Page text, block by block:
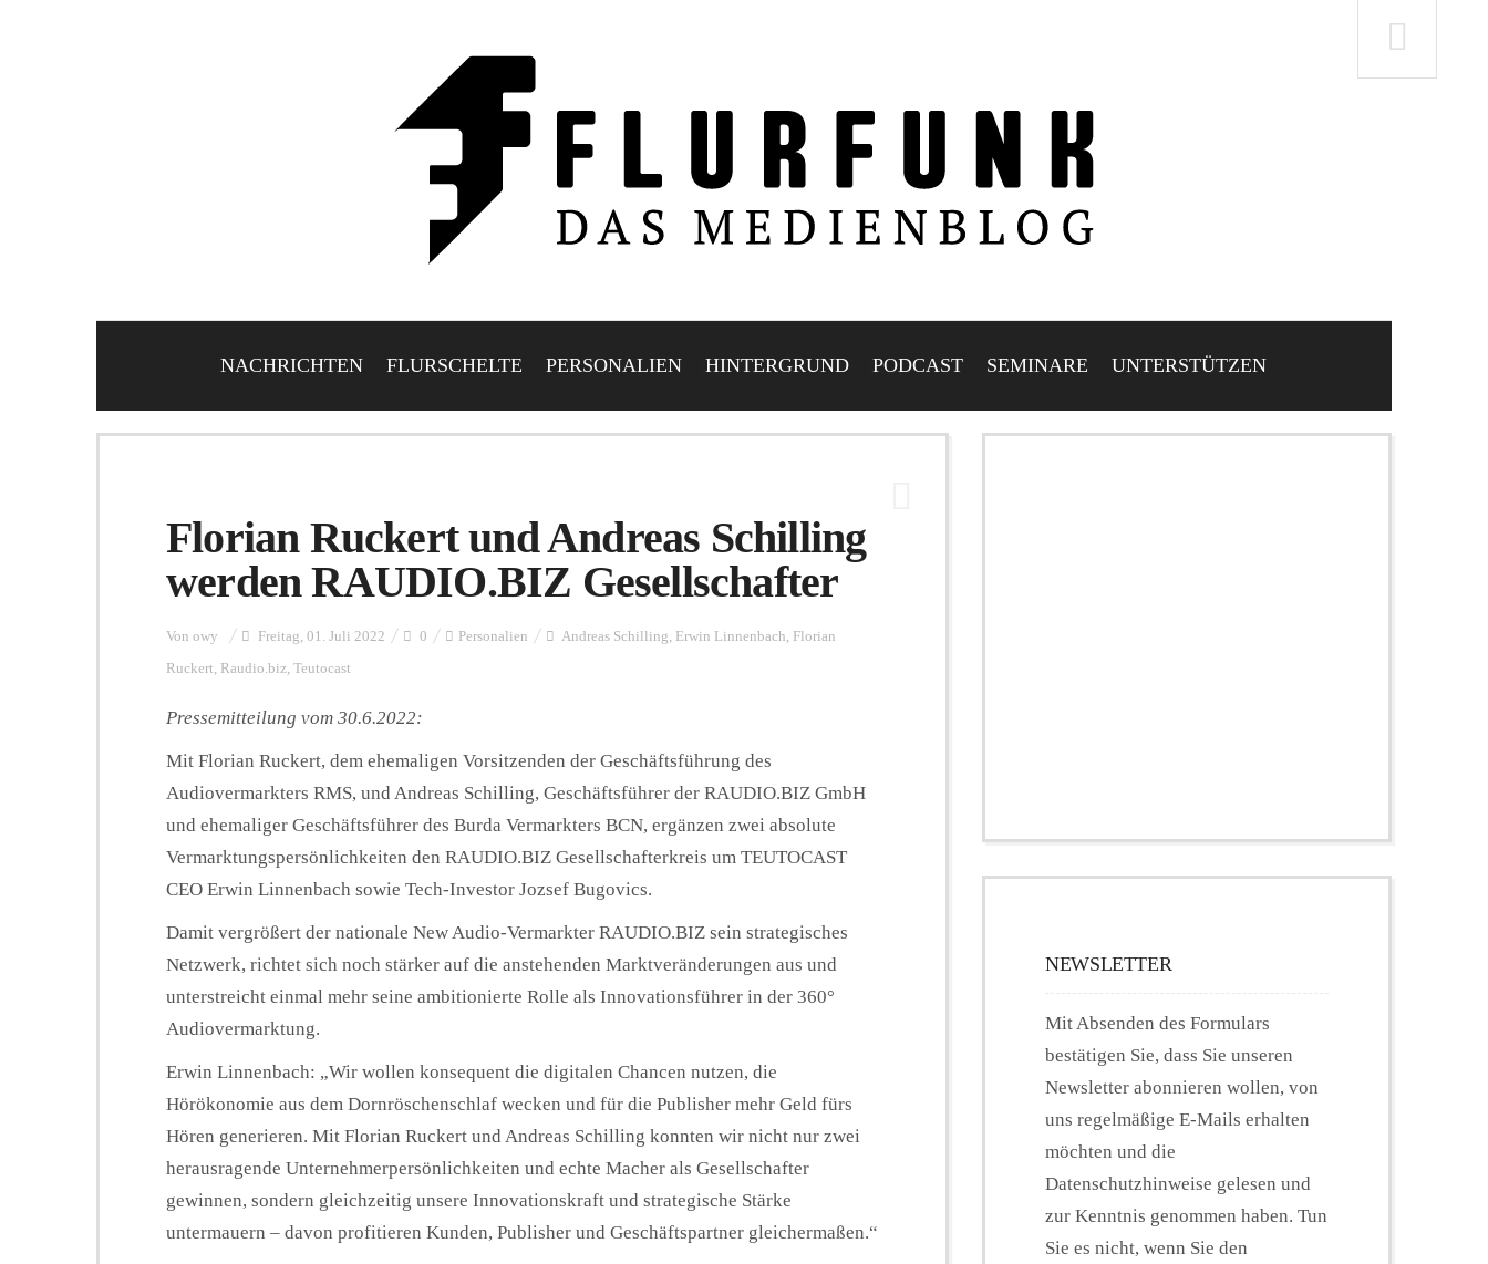
NACHRICHTEN FLURSCHELTE PERSONALIEN HINTERGRUND PODCAST SEMINARE UNTERSTÜTZEN
Florian Ruckert und Andreas Schilling
werden RAUDIO.BIZ Gesellschafter
Von owy Freitag, 01. Juli 2022 0 Personalien Andreas Schilling, Erwin Linnenbach, Florian
Ruckert, Raudio.biz, Teutocast
Pressemitteilung vom 30.6.2022:
Mit Florian Ruckert, dem ehemaligen Vorsitzenden der Geschäftsführung des
Audiovermarkters RMS, und Andreas Schilling, Geschäftsführer der RAUDIO.BIZ GmbH
und ehemaliger Geschäftsführer des Burda Vermarkters BCN, ergänzen zwei absolute
Vermarktungspersönlichkeiten den RAUDIO.BIZ Gesellschafterkreis um TEUTOCAST
CEO Erwin Linnenbach sowie Tech-Investor Jozsef Bugovics.
Damit vergrößert der nationale New Audio-Vermarkter RAUDIO.BIZ sein strategisches
Netzwerk, richtet sich noch stärker auf die anstehenden Marktveränderungen aus und
unterstreicht einmal mehr seine ambitionierte Rolle als Innovationsführer in der 360°
Audiovermarktung.
Erwin Linnenbach: „Wir wollen konsequent die digitalen Chancen nutzen, die
Hörökonomie aus dem Dornröschenschlaf wecken und für die Publisher mehr Geld fürs
Hören generieren. Mit Florian Ruckert und Andreas Schilling konnten wir nicht nur zwei
herausragende Unternehmerpersönlichkeiten und echte Macher als Gesellschafter
gewinnen, sondern gleichzeitig unsere Innovationskraft und strategische Stärke
untermauern – davon profitieren Kunden, Publisher und Geschäftspartner gleichermaßen.“
NEWSLETTER
Mit Absenden des Formulars
bestätigen Sie, dass Sie unseren
Newsletter abonnieren wollen, von
uns regelmäßige E-Mails erhalten
möchten und die
Datenschutzhinweise gelesen und
zur Kenntnis genommen haben. Tun
Sie es nicht, wenn Sie den